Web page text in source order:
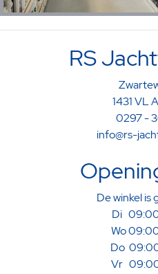
RS
1431 VL
0297 -
info@rs-
De winkel is
Di
Wo
Do
Vr